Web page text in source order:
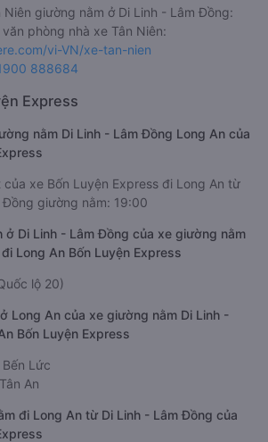
Niên giường nằm ở Di Linh - Lâm Đồng:
phòng nhà xe Tân Niên:
vi-VN/xe-tan-nien
888684
Express
nằm Di Linh - Lâm Đồng Long An của
của xe Bốn Luyện Express đi Long An từ
Đồng giường nằm: 19:00
ở Di Linh - Lâm Đồng của xe giường nằm
Long An Bốn Luyện Express
lộ 20)
Long An của xe giường nằm Di Linh -
Bốn Luyện Express
Bến Lức
An
đi Long An từ Di Linh - Lâm Đồng của